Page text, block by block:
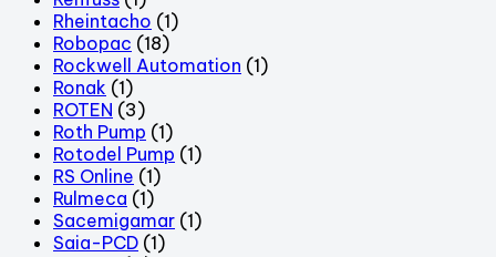
Rheintacho (1)
Robopac (18)
Rockwell Automation (1)
Ronak (1)
ROTEN (3)
Roth Pump (1)
Rotodel Pump (1)
RS Online (1)
Rulmeca (1)
Sacemigamar (1)
Saia-PCD (1)